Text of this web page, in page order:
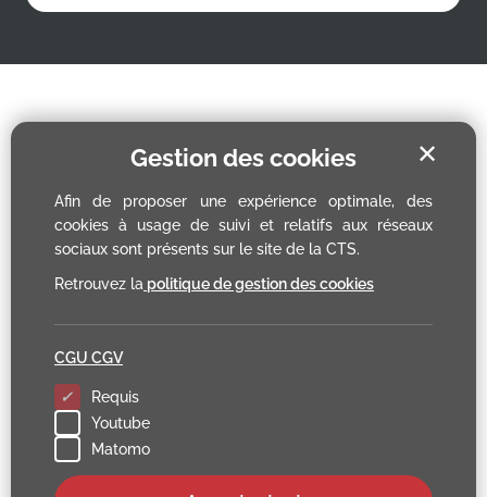
Gestion des cookies
Afin de proposer une expérience optimale, des
cookies à usage de suivi et relatifs aux réseaux
sociaux sont présents sur le site de la CTS.
Retrouvez la politique de gestion des cookies
Requis
Youtube
Matomo
✕
CGU CGV